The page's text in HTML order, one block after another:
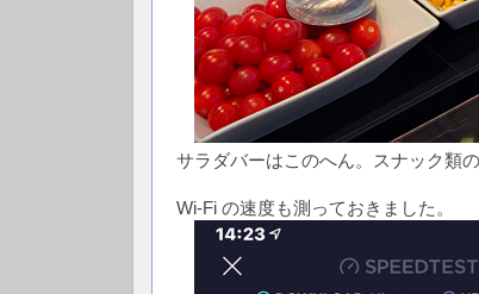
サラダバーはこのへん。スナック類
Wi-Fi の速度も測っておきました。